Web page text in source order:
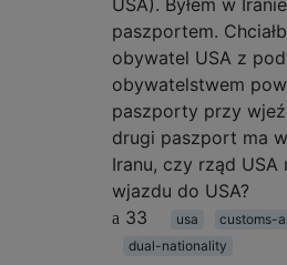
paszportem.
obywatel USA z
obywatelstwem
paszporty przy
drugi paszport ma
Iranu, czy rząd
wjazdu do USA?
33
usa customs-
dual-nationality